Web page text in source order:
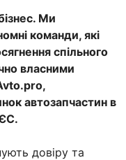
Ми
команди, які
спільного
власними
автозапчастин в
довіру та